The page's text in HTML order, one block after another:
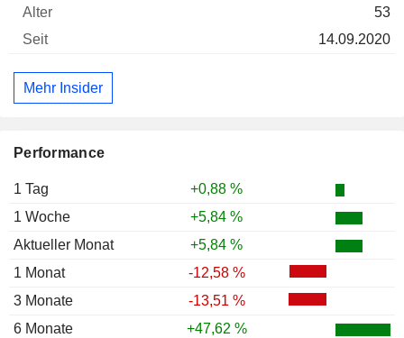
Performance
1 Tag
+0,88 %
1 Woche
+5,84 %
Aktueller Monat
+5,84 %
1 Monat
-12,58 %
3 Monate
-13,51 %
6 Monate
+47,62 %
53
14.09.2020
Mehr Insider